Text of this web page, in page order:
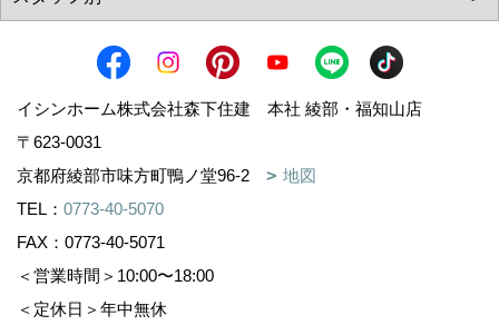
イシンホーム株式会社森下住建 本社 綾部・福知山店
〒623-0031
京都府綾部市味方町鴨ノ堂96-2
地図
TEL： 0773-40-5070
FAX：0773-40-5071
＜営業時間＞10:00〜18:00
＜定休日＞年中無休